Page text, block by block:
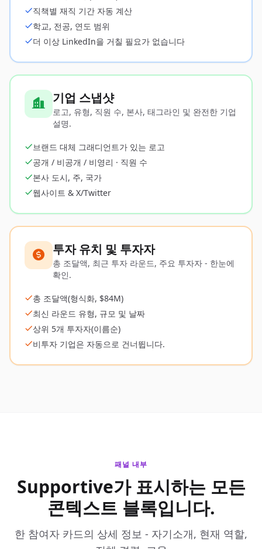
직책별 재직 기간 자동 계산
학교, 전공, 연도 범위
더 이상 LinkedIn을 거칠 필요가 없습니다
기업 스냅샷
로고, 유형, 직원 수, 본사, 태그라인 및 완전한 기업
설명.
브랜드 대체 그래디언트가 있는 로고
공개 / 비공개 / 비영리 · 직원 수
본사 도시, 주, 국가
웹사이트 & X/Twitter
투자 유치 및 투자자
총 조달액, 최근 투자 라운드, 주요 투자자 - 한눈에
확인.
총 조달액(형식화, $84M)
최신 라운드 유형, 규모 및 날짜
상위 5개 투자자(이름순)
비투자 기업은 자동으로 건너뜁니다.
패널 내부
Supportive가 표시하는 모든
콘텍스트 블록입니다.
한 참여자 카드의 상세 정보 - 자기소개, 현재 역할,